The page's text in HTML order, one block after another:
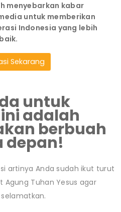
menyebarkan kabar
untuk memberikan
Indonesia yang lebih
baik.
Sekarang
untuk
adalah
berbuah
depan!
artinya Anda sudah ikut turut
Tuhan Yesus agar